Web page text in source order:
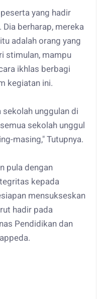
yang hadir
berharap, mereka
adalah orang yang
stimulan, mampu
ikhlas berbagi
kegiatan ini.
sekolah unggulan di
sekolah unggul
masing," Tutupnya.
pula dengan
kepada
mensukseskan
hadir pada
Pendidikan dan